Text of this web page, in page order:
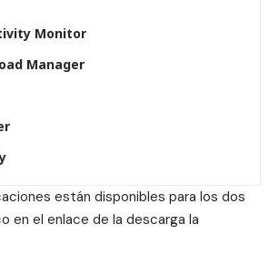
Monitor
Manager
están disponibles para los dos
en el enlace de la descarga la